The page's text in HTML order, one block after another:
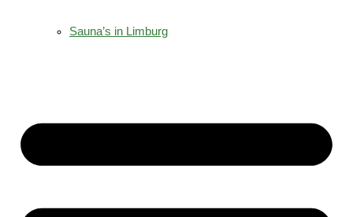
Sauna’s in Limburg